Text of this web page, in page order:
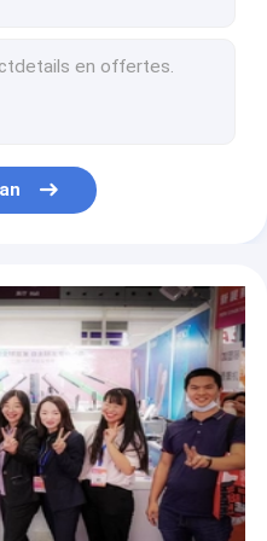
u die Tijd Gemakkelijk schoon te maken laden
Duimhaar de Ionische Professionele Gelijkrichters
van 1600 Watts Ceramische Tourmaline
van de Hoge snelheids Brushless Droogkap 1200w
van de Haarsnoeischaar Navulbare